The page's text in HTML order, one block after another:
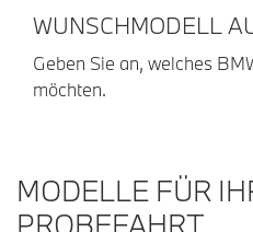
WUNSCHMODELL
Geben Sie an, welches
möchten.
MODELLE FÜR
PROBEFAHRT